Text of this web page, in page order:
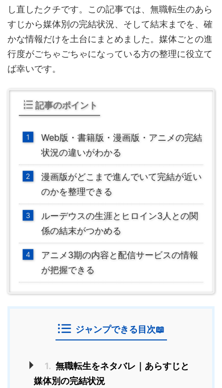
し直したクチです。この記事では、無職転生のあら
すじから媒体別の完結状況、そして結末までを、確
かな情報だけを土台にまとめました。媒体ごとの進
行度がごちゃごちゃになっている方の整理に役立て
ば幸いです。
記事のポイント
Web版・書籍版・漫画版・アニメの完結
状況の違いがわかる
漫画版がどこまで進んでいて完結が近い
のかを整理できる
ルーデウスの生涯とヒロイン3人との関
係の結末がつかめる
アニメ3期の内容と配信サービスの情報
が把握できる
ジャンプできる目次📖
1. 無職転生をネタバレ｜あらすじと
媒体別の完結状況